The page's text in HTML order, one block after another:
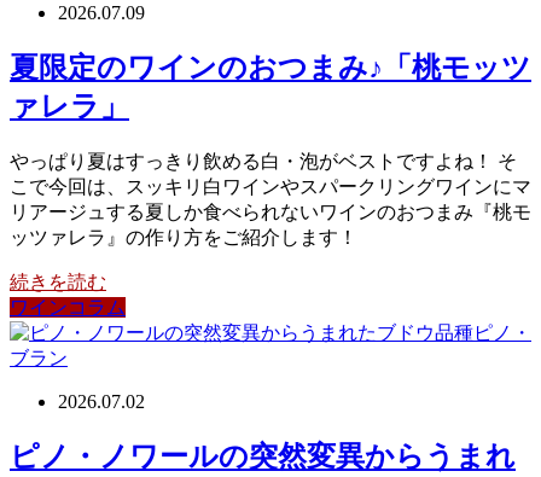
2026.07.09
夏限定のワインのおつまみ♪「桃モッツ
ァレラ」
やっぱり夏はすっきり飲める白・泡がベストですよね！ そ
こで今回は、スッキリ白ワインやスパークリングワインにマ
リアージュする夏しか食べられないワインのおつまみ『桃モ
ッツァレラ』の作り方をご紹介します！
続きを読む
ワインコラム
2026.07.02
ピノ・ノワールの突然変異からうまれ